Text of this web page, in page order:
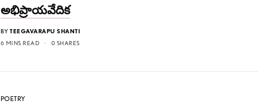
అభిప్రాయవేదిక
BY TEEGAVARAPU SHANTI
6 MINS READ
0 SHARES
POETRY